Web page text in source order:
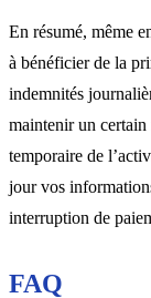
En résumé, même
à bénéficier de la
indemnités
maintenir un
temporaire de
jour vos
interruption de
FAQ